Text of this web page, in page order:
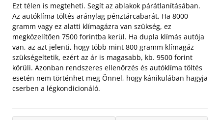
Ezt télen is megteheti. Segít az ablakok párátlanításában.
Az autóklíma töltés aránylag pénztárcabarát. Ha 8000
gramm vagy ez alatti klímagázra van szükség, ez
megközelítően 7500 forintba kerül. Ha dupla klímás autója
van, az azt jelenti, hogy több mint 800 gramm klímagáz
szükségeltetik, ezért az ár is magasabb, kb. 9500 forint
körüli. Azonban rendszeres ellenőrzés és autóklíma töltés
esetén nem történhet meg Önnel, hogy kánikulában hagyja
cserben a légkondicionáló.